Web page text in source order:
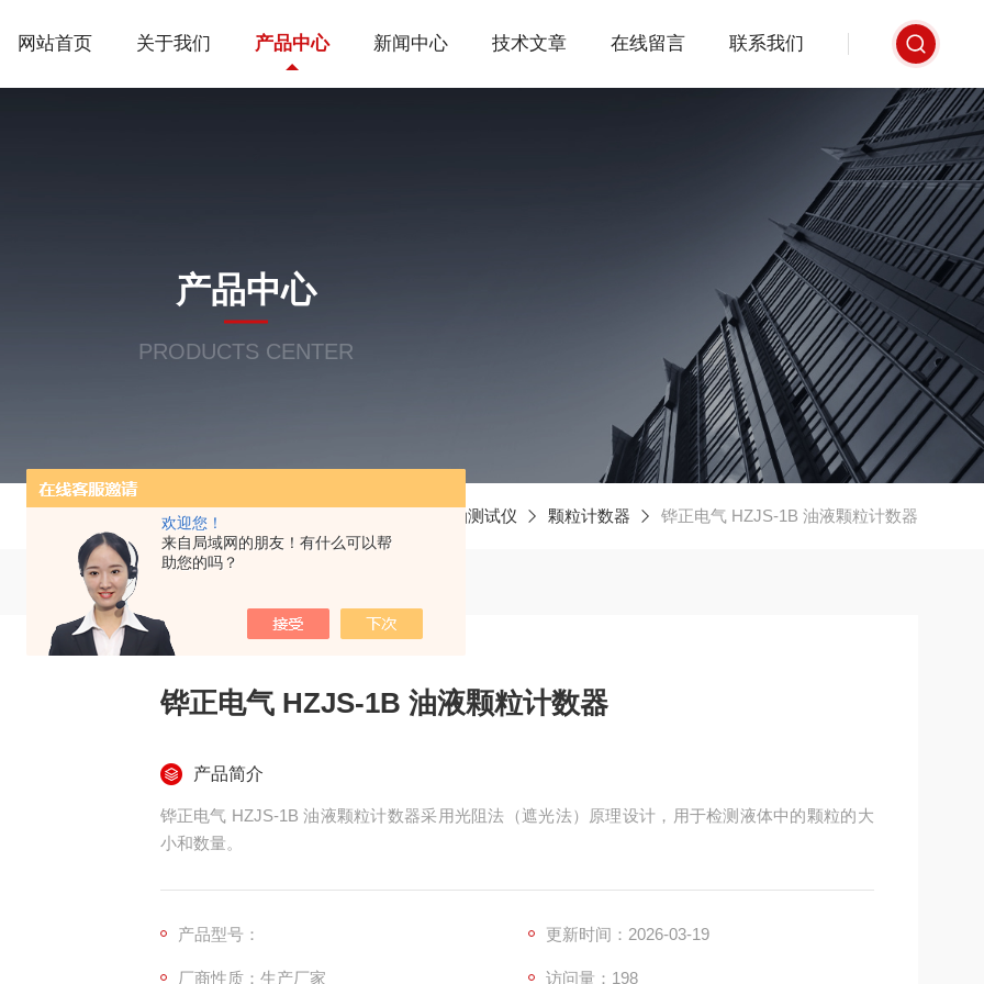
欢迎您！
来自局域网的朋友！有什么可以帮
助您的吗？
网站首页 关于我们 产品中心 新闻中心 技术文章 在线留言 联系我们
产品中心
PRODUCTS CENTER
当前位置： 绝缘油测试仪 颗粒计数器 铧正电气 HZJS-1B 油液颗粒计数器
铧正电气 HZJS-1B 油液颗粒计数器
产品简介
铧正电气 HZJS-1B 油液颗粒计数器采用光阻法（遮光法）原理设计，用于检测液体中的颗粒的大
小和数量。
产品型号： 更新时间：2026-03-19
厂商性质：生产厂家 访问量：198